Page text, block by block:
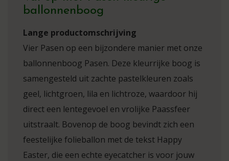
ballonnenboog
Lange productomschrijving
Vier Pasen op een bijzondere manier met onze
ballonnenboog Pasen. Deze kleurrijke boog is
samengesteld uit zachte pastelkleuren zoals
geel, lichtgroen, lila en lichtroze, waardoor hij
direct een lentegevoel en vrolijke Paassfeer
uitstraalt. Bovenop de boog bevindt zich een
feestelijke folieballon met de tekst Happy
Easter, die een echte eyecatcher is voor jouw